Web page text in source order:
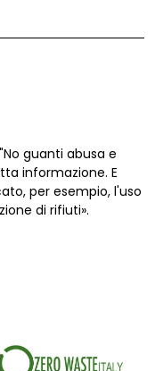
guanti abusa e
informazione. E
per esempio, l'uso
di rifiuti».